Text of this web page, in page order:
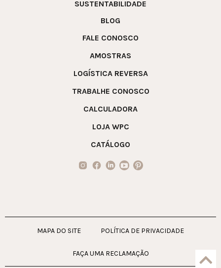
SUSTENTABILIDADE
BLOG
FALE CONOSCO
AMOSTRAS
LOGÍSTICA REVERSA
TRABALHE CONOSCO
CALCULADORA
LOJA WPC
CATÁLOGO
MAPA DO SITE POLÍTICA DE PRIVACIDADE
FAÇA UMA RECLAMAÇÃO